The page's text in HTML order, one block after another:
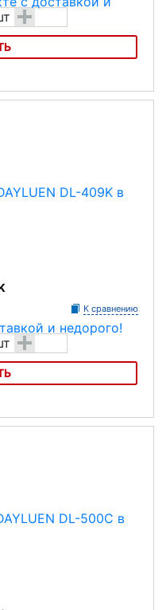
+
К сравнению
+